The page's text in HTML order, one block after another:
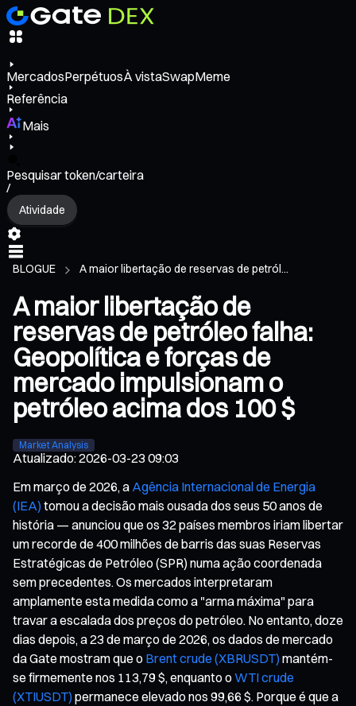
MercadosPerpétuosÀ vistaSwapMeme
Referência
Mais
Pesquisar token/carteira
/
Atividade
BLOGUE A maior libertação de reservas de petról...
A maior libertação de
reservas de petróleo falha:
Geopolítica e forças de
mercado impulsionam o
petróleo acima dos 100 $
Market Analysis
Atualizado:2026-03-23 09:03
Em março de 2026, a Agência Internacional de Energia
(IEA)tomou a decisão mais ousada dos seus 50 anos de
história — anunciou que os 32 países membros iriam libertar
um recorde de 400 milhões de barris das suas Reservas
Estratégicas de Petróleo (SPR) numa ação coordenada
sem precedentes. Os mercados interpretaram
amplamente esta medida como a "arma máxima" para
travar a escalada dos preços do petróleo. No entanto, doze
dias depois, a 23 de março de 2026, os dados de mercado
da Gate mostram que o Brent crude (XBRUSDT)mantém-
se firmemente nos 113,79 $, enquanto oWTI crude
(XTIUSDT)permanece elevado nos 99,66 $. Porque é que a